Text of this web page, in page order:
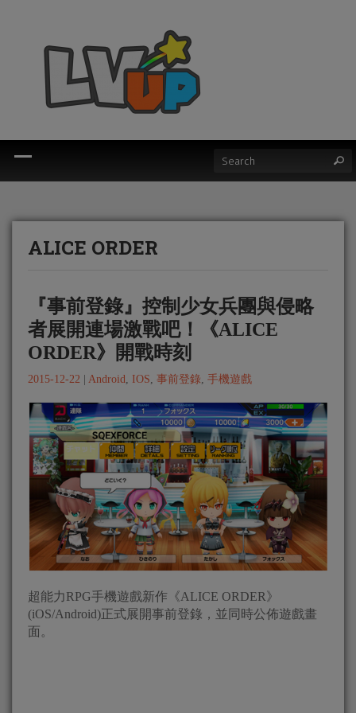
ALICE ORDER
『事前登錄』控制少女兵團與侵略
者展開連場激戰吧！《ALICE
ORDER》開戰時刻
2015-12-22 Android, IOS, 事前登錄, 手機遊戲
超能力RPG手機遊戲新作《ALICE ORDER》
(iOS/Android)正式展開事前登錄，並同時公佈遊戲畫
面。